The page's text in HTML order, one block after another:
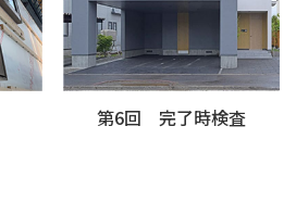
第6回 完了時検査